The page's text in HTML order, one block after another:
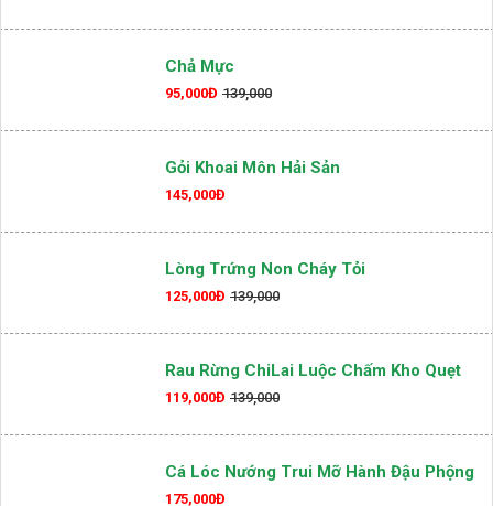
Chả Đùm & Bánh Đa
129,000Đ 139,000
Chả Mực
95,000Đ 139,000
Gỏi Khoai Môn Hải Sản
145,000Đ
Lòng Trứng Non Cháy Tỏi
125,000Đ 139,000
Rau Rừng ChiLai Luộc Chấm Kho Quẹt
119,000Đ 139,000